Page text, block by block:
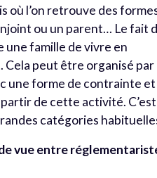
où l’on retrouve des
ou un parent… Le fait
famille de vivre en
Cela peut être organisé par
une forme de contrainte et
de cette activité. C’est
catégories
vue entre